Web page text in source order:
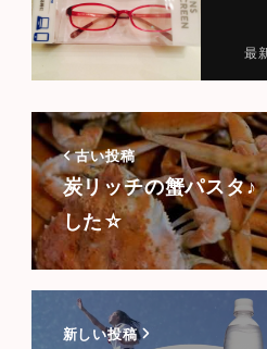
最
古い投稿
炭リッチの蟹パスタ
した☆
新しい投稿